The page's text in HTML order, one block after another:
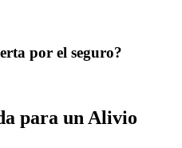
por el seguro?
para un Alivio